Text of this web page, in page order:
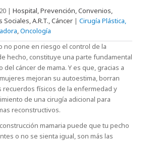
| Hospital, Prevención, Convenios,
A.R.T., Cáncer | Cirugía Plástica,
,Oncología
no pone en riesgo el control de la
hecho, constituye una parte fundamental
del cáncer de mama. Y es que, gracias a
mejoran su autoestima, borran
recuerdos físicos de la enfermedad y
de una cirugía adicional para
reconstructivos.
mamaria puede que tu pecho
o no se sienta igual, son más las